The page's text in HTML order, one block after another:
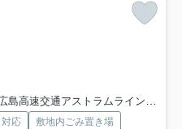
島高速交通アストラムライン「祇園新橋北」駅 徒歩15分
応
敷地内ごみ置き場